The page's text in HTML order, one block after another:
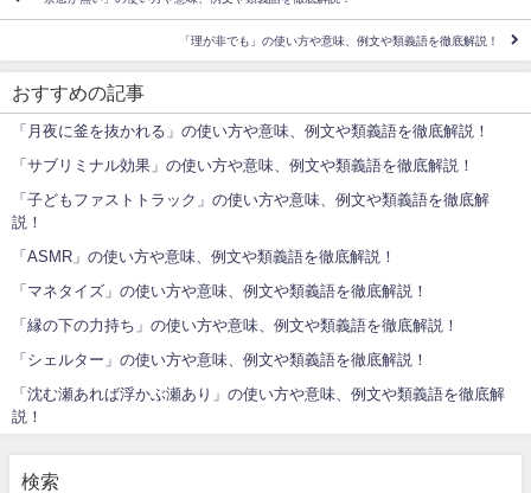
「理が非でも」の使い方や意味、例文や類義語を徹底解説！
おすすめの記事
「月夜に釜を抜かれる」の使い方や意味、例文や類義語を徹底解説！
「サブリミナル効果」の使い方や意味、例文や類義語を徹底解説！
「子どもファストトラック」の使い方や意味、例文や類義語を徹底解
説！
「ASMR」の使い方や意味、例文や類義語を徹底解説！
「マネタイズ」の使い方や意味、例文や類義語を徹底解説！
「縁の下の力持ち」の使い方や意味、例文や類義語を徹底解説！
「シェルター」の使い方や意味、例文や類義語を徹底解説！
「沈む瀬あれば浮かぶ瀬あり」の使い方や意味、例文や類義語を徹底解
説！
検索